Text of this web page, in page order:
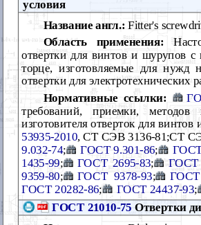
условия
Название англ.: Fitter's
Область применения:
отвертки для винтов и шурупов
торце, изготовляемые для нужд
отвертки для электротехнических
Нормативные ссылки:
требований, приемки, методов
изготовителя отверток для
53935-2010, СТ СЭВ 3136-81;СТ
9.032-74; ГОСТ 9.301-86; ГОСТ
1435-99; ГОСТ 2695-83; ГОСТ
9359-80; ГОСТ 9378-93; ГОСТ
ГОСТ 20282-86; ГОСТ 24437-93;
ГОСТ 21010-75 Отвертки